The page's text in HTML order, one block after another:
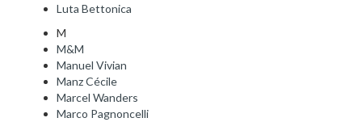
Luta Bettonica
M
M&M
Manuel Vivian
Manz Cécile
Marcel Wanders
Marco Pagnoncelli